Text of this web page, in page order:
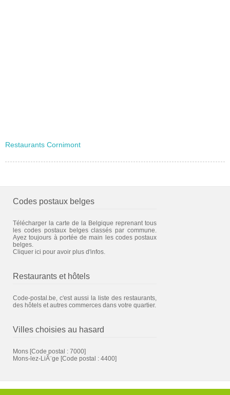
Restaurants Cornimont
Codes postaux belges
Télécharger la carte de la Belgique reprenant tous
les codes postaux belges classés par commune.
Ayez toujours à portée de main les codes postaux
belges.
Cliquer ici pour avoir plus d'infos.
Restaurants et hôtels
Code-postal.be, c'est aussi la liste des restaurants,
des hôtels et autres commerces dans votre quartier.
Villes choisies au hasard
Mons [Code postal : 7000]
Mons-lez-LiÃ¨ge [Code postal : 4400]